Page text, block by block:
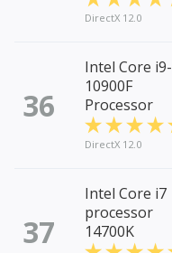
DirectX 12.0
36
Intel Core i9-
10900F
Processor
DirectX 12.0
37
Intel Core i7
processor
14700K